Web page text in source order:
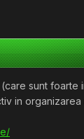
sunt
in